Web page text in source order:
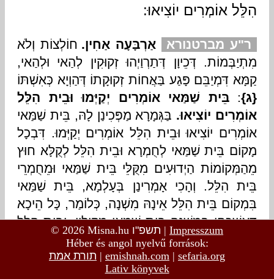
© 2026 Misna.hu תשפ"ו | Impresszum
Héber és angol nyelvű források:
תורת אמת | emishnah.com | sefaria.org
Lativ könyvek